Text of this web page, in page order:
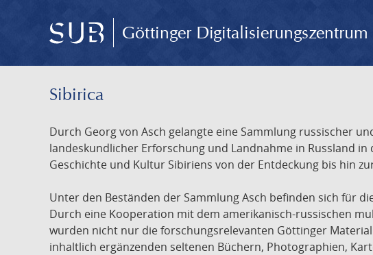
Göttinger Digitalisierungszentrum
Sibirica
Durch Georg von Asch gelangte eine Sammlung russischer
landeskundlicher Erforschung und Landnahme in Russland
Geschichte und Kultur Sibiriens von der Entdeckung bis hin
Unter den Beständen der Sammlung Asch befinden sich für
Durch eine Kooperation mit dem amerikanisch-russischen
wurden nicht nur die forschungsrelevanten Göttinger
inhaltlich ergänzenden seltenen Büchern, Photographien,